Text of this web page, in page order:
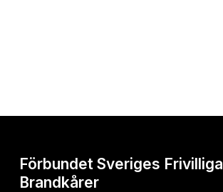
Förbundet Sveriges Frivilliga
Brandkårer